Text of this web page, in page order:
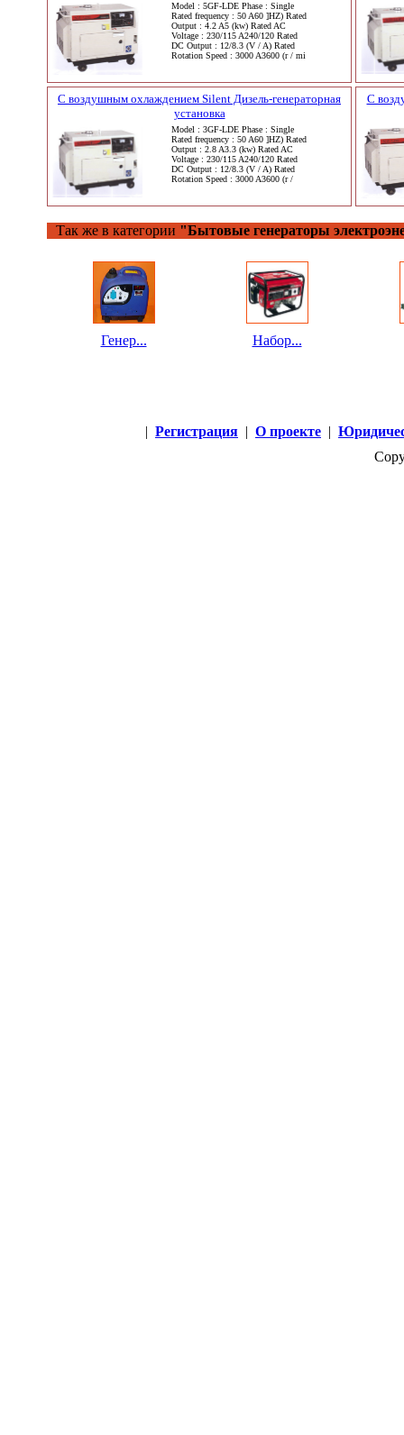
Model : 5GF-LDE Phase : Single
Rated frequency : 50 A60 ]HZ) Rated
Output : 4.2 A5 (kw) Rated AC
Voltage : 230/115 A240/120 Rated
DC Output : 12/8.3 (V / A) Rated
Rotation Speed : 3000 A3600 (r / mi
С воздушным охлаждением Silent Дизель-генераторная
установка
Model : 3GF-LDE Phase : Single
Rated frequency : 50 A60 ]HZ) Rated
Output : 2.8 A3.3 (kw) Rated AC
Voltage : 230/115 A240/120 Rated
DC Output : 12/8.3 (V / A) Rated
Rotation Speed : 3000 A3600 (r /
С
Так же в категории "Бытовые генераторы
Генер... Набор...
| Регистрация | О проекте |